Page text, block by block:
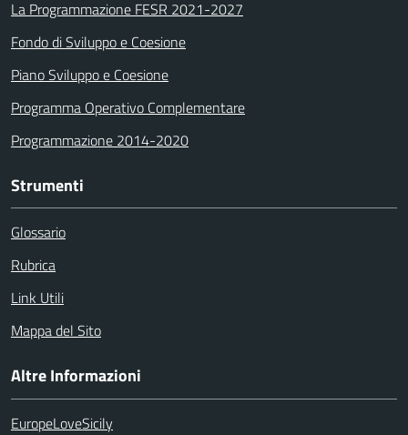
La Programmazione FESR 2021-2027
Fondo di Sviluppo e Coesione
Piano Sviluppo e Coesione
Programma Operativo Complementare
Programmazione 2014-2020
Strumenti
Glossario
Rubrica
Link Utili
Mappa del Sito
Altre Informazioni
EuropeLoveSicily